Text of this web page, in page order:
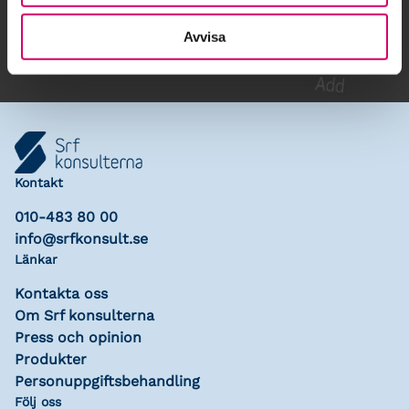
Avvisa
Lägg till i kalender
Kontakt
010-483 80 00
info@srfkonsult.se
Länkar
Kontakta oss
Om Srf konsulterna
Press och opinion
Produkter
Personuppgiftsbehandling
Följ oss